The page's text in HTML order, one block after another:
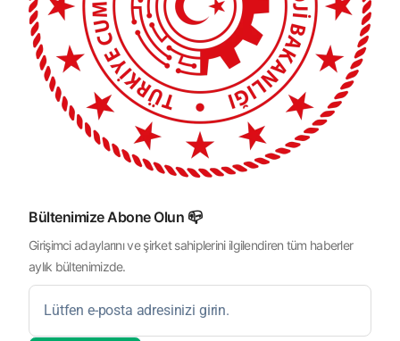
Bültenimize Abone Olun 📪
Girişimci adaylarını ve şirket sahiplerini ilgilendiren tüm haberler
aylık bültenimizde.